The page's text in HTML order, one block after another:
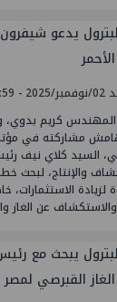
يدعو
م
كريم بدوي،
السيد كلاي نيف
والإنتاج،
لزيادة الاستثمارات،
عن الغاز
يبحث مع
القبرصي لمصر